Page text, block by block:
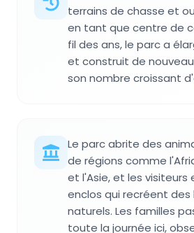
terrains de chasse et
en tant que centre de
fil des ans, le parc a
et construit de
son nombre croissant
Le parc abrite des
de régions comme
et l'Asie, et les visiteurs
enclos qui recréent
naturels. Les familles
toute la journée ici,